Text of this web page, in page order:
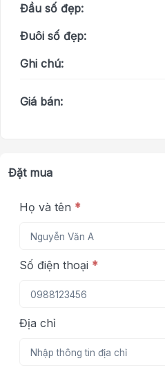
Đầu số đẹp:
Đuôi số đẹp:
Ghi chú:
Giá bán:
Đặt mua
Họ và tên *
Số điện thoại *
Địa chỉ